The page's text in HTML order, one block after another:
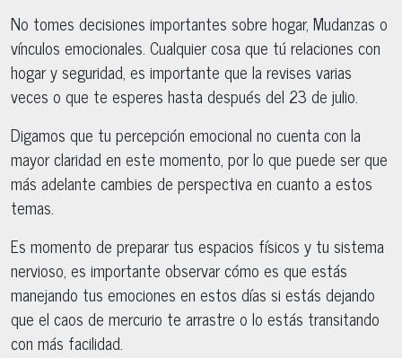
No tomes decisiones importantes sobre hogar, Mudanzas o
vínculos emocionales. Cualquier cosa que tú relaciones con
hogar y seguridad, es importante que la revises varias
veces o que te esperes hasta después del 23 de julio.
Digamos que tu percepción emocional no cuenta con la
mayor claridad en este momento, por lo que puede ser que
más adelante cambies de perspectiva en cuanto a estos
temas.
Es momento de preparar tus espacios físicos y tu sistema
nervioso, es importante observar cómo es que estás
manejando tus emociones en estos días si estás dejando
que el caos de mercurio te arrastre o lo estás transitando
con más facilidad.